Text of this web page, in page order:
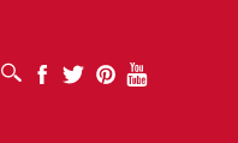
เปิดช่องค้นหา Facebook
Twitter PinterestYoutube